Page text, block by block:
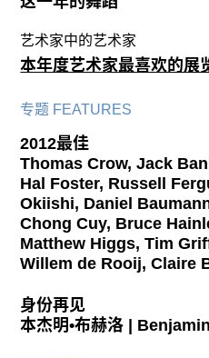
艺术家中的艺术家
本年度艺术家最喜欢的展
专题 FEATURES
2012最佳
Thomas Crow, Jack
Hal Foster, Russell
Okiishi, Daniel
Chong Cuy, Bruce
Matthew Higgs, Tim
Willem de Rooij, Claire
身份再见
本杰明•布赫洛 |